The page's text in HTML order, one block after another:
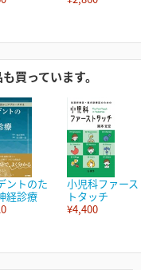
買っています。
ントのた
経診療
小児科ファース
トタッチ
¥4,400